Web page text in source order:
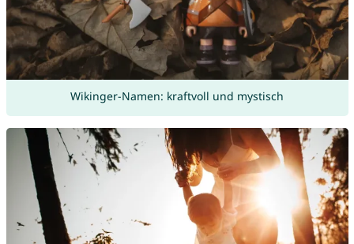
Wikinger-Namen: kraftvoll und mystisch